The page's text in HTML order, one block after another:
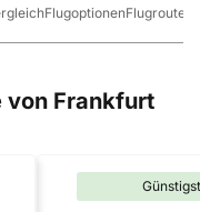
FlugoptionenFlugrouten
von Frankfurt